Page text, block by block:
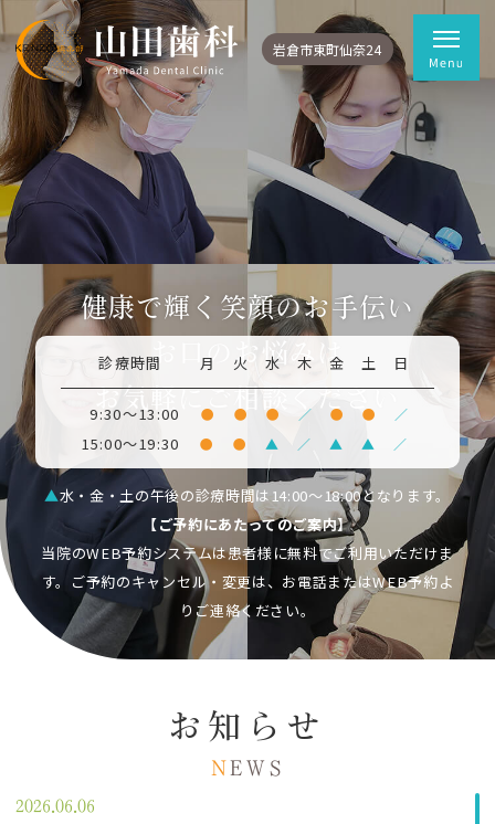
岩倉市東町仙奈24
健康で輝く笑顔のお手伝い
お口のお悩みは
お気軽にご相談ください
診療時間 月 火 水 木 金 土 日
9:30～13:00 ● ● ● ／ ● ● ／
15:00～19:30 ● ● ▲ ／ ▲ ▲ ／
▲水・金・土の午後の診療時間は14:00～18:00となります。
【ご予約にあたってのご案内】
当院のWEB予約システムは患者様に無料でご利用いただけま
す。ご予約のキャンセル・変更は、お電話またはWEB予約よ
りご連絡ください。
お知らせ
N EWS
2026.06.06